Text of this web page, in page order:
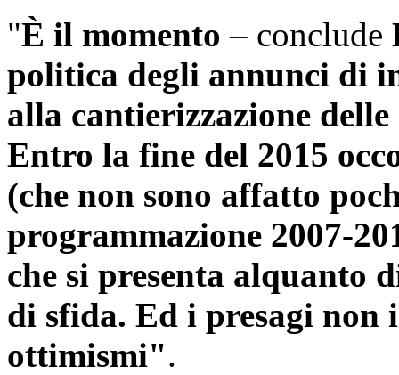
"È il momento – conclude
politica degli annunci di
alla cantierizzazione
Entro la fine del 2015
(che non sono affatto
programmazione 2007-
che si presenta alquanto
di sfida. Ed i presagi
ottimismi".